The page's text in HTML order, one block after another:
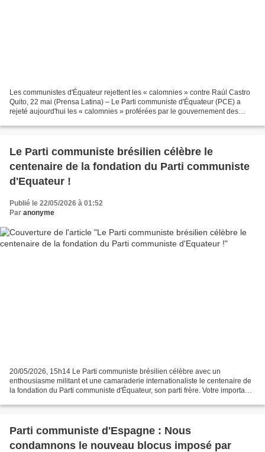
Les communistes d'Équateur rejettent les « calomnies » contre Raúl Castro
Quito, 22 mai (Prensa Latina) – Le Parti communiste d'Équateur (PCE) a
rejeté aujourd'hui les « calomnies » proférées par le gouvernement des
Le Parti communiste brésilien célèbre le
centenaire de la fondation du Parti communiste
d'Equateur !
Publié le 22/05/2026 à 01:52
Par anonyme
20/05/2026, 15h14 Le Parti communiste brésilien célèbre avec un
enthousiasme militant et une camaraderie internationaliste le centenaire de
la fondation du Parti communiste d'Équateur, son parti frère. Votre important
Parti communiste d'Espagne : Nous
condamnons le nouveau blocus imposé par